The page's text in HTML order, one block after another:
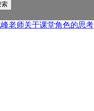
索
老师关于课堂角色的思考